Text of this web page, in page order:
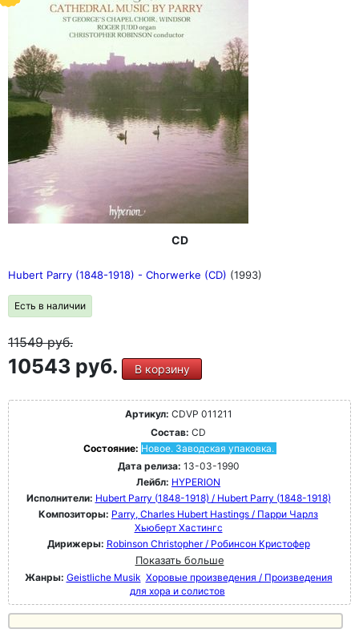
CD
Hubert Parry (1848-1918) - Chorwerke (CD) (1993)
Есть в наличии
11549руб.
10543 руб. В корзину
Артикул: CDVP 011211
Состав: CD
Состояние: Новое. Заводская упаковка.
Дата релиза: 13-03-1990
Лейбл: HYPERION
Исполнители: Hubert Parry (1848-1918) / Hubert Parry (1848-1918)
Композиторы: Parry, Charles Hubert Hastings / Парри Чарлз
Хьюберт Хастингс
Дирижеры: Robinson Christopher / Робинсон Кристофер
Показать больше
Жанры: Geistliche Musik Хоровые произведения / Произведения
для хора и солистов